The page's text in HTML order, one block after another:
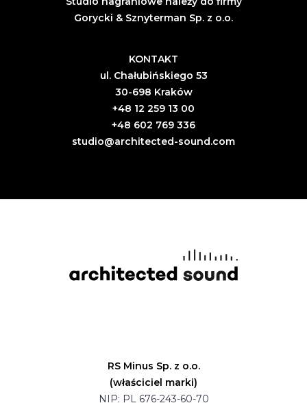
Gorycki & Sznyterman Sp. z o.o.
KONTAKT
ul. Chałubińskiego 53
30-698 Kraków
+48 12 259 13 00
+48 602 769 336
studio@architected-sound.com
RS Minus Sp. z o.o.
(właściciel marki)
NIP: PL 676-243-60-70